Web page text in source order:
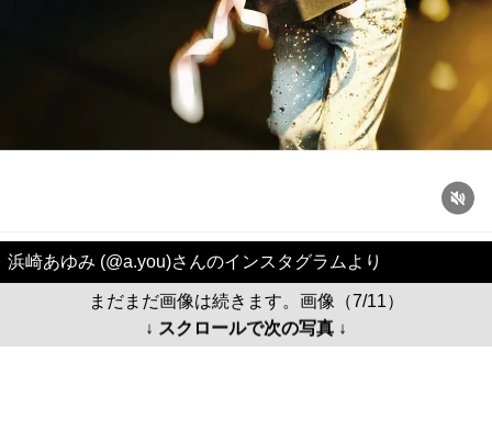
浜崎あゆみ (@a.you)さんのインスタグラムより
まだまだ画像は続きます。画像（7/11）
↓ スクロールで次の写真 ↓